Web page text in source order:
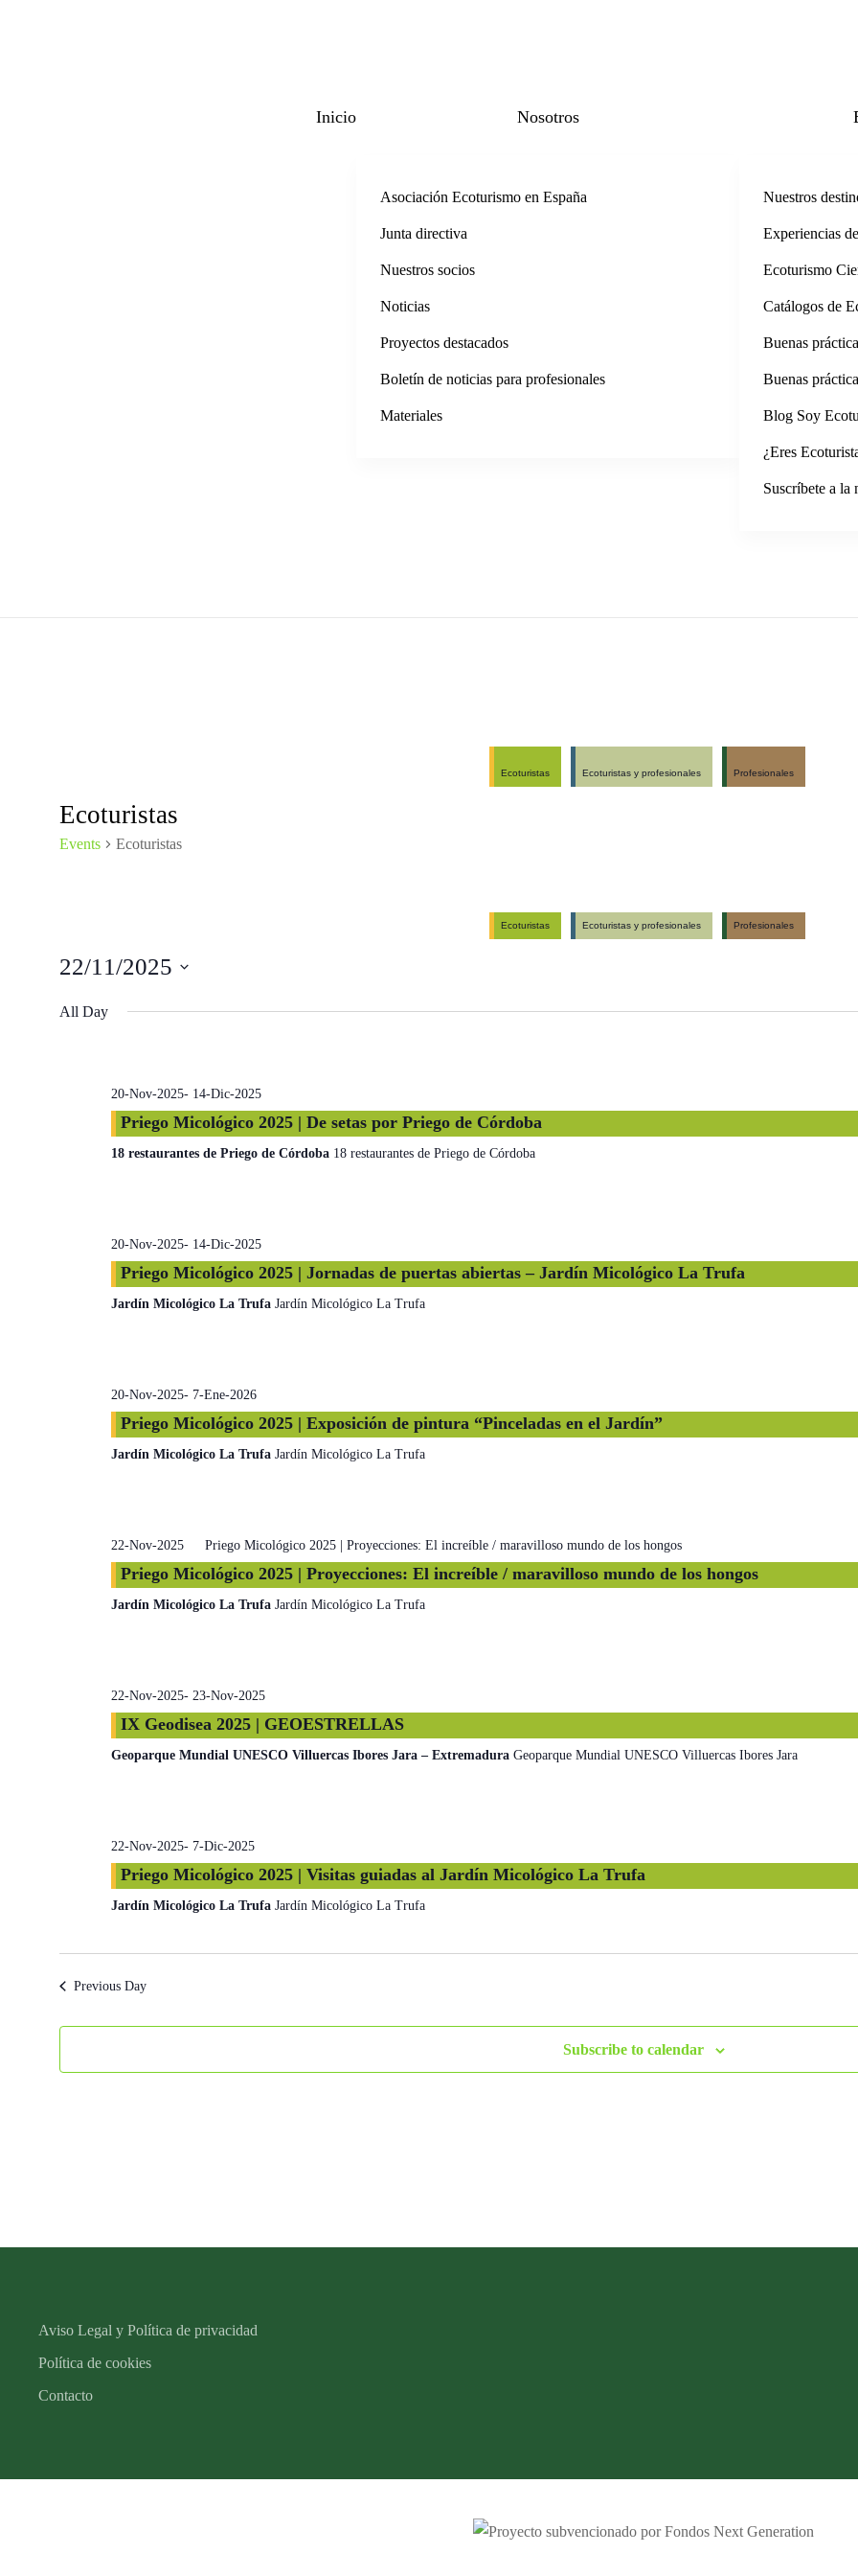
Inicio Nosotros
Asociación Ecoturismo en España
Junta directiva
Nuestros socios
Noticias
Proyectos destacados
Boletín de noticias para profesionales
Materiales
Nuestros
Experiencias
Ecoturismo
Catálogos de
Buenas
Buenas
Blog Soy
¿Eres
Suscríbete a la
Ecoturistas Ecoturistas y profesionales Profesionales
Ecoturistas
Events Ecoturistas
Ecoturistas Ecoturistas y profesionales Profesionales
22/11/2025
All Day
20-Nov-2025- 14-Dic-2025
Priego Micológico 2025 | De setas por Priego de Córdoba
18 restaurantes de Priego de Córdoba 18 restaurantes de Priego de Córdoba
20-Nov-2025- 14-Dic-2025
Priego Micológico 2025 | Jornadas de puertas abiertas – Jardín Micológico La Trufa
Jardín Micológico La Trufa Jardín Micológico La Trufa
20-Nov-2025- 7-Ene-2026
Priego Micológico 2025 | Exposición de pintura “Pinceladas en el Jardín”
Jardín Micológico La Trufa Jardín Micológico La Trufa
22-Nov-2025 Priego Micológico 2025 | Proyecciones: El increíble / maravilloso mundo de los hongos
Priego Micológico 2025 | Proyecciones: El increíble / maravilloso mundo de los hongos
Jardín Micológico La Trufa Jardín Micológico La Trufa
22-Nov-2025- 23-Nov-2025
IX Geodisea 2025 | GEOESTRELLAS
Geoparque Mundial UNESCO Villuercas Ibores Jara – Extremadura Geoparque Mundial UNESCO Villuercas Ibores Jara
22-Nov-2025- 7-Dic-2025
Priego Micológico 2025 | Visitas guiadas al Jardín Micológico La Trufa
Jardín Micológico La Trufa Jardín Micológico La Trufa
Previous Day
Subscribe to calendar
Aviso Legal y Política de privacidad
Política de cookies
Contacto